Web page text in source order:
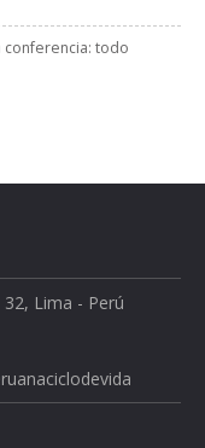
conferencia: todo
Lima - Perú